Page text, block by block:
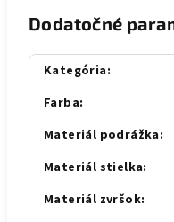
Dodatočné
Kategória:
Farba:
Materiál podrážka:
Materiál stielka:
Materiál zvršok: